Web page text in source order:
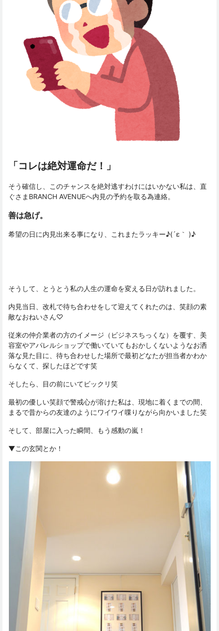
「コレは絶対運命だ！」
そう確信し、このチャンスを絶対逃すわけにはいかない私は、直
ぐさまBRANCH AVENUEへ内見の予約を取る為連絡。
善は急げ。
希望の日に内見出来る事になり、これまたラッキー♪(´ε｀ )♪
そうして、とうとう私の人生の運命を変える日が訪れました。
内見当日、改札で待ち合わせをして迎えてくれたのは、笑顔の素
敵なおねいさん♡
従来の仲介業者の方のイメージ（ビジネスちっくな）を覆す、美
容室やアパレルショップで働いていてもおかしくないようなお洒
落な見た目に、待ち合わせした場所で最初どなたが担当者かわか
らなくて、探したほどです笑
そしたら、目の前にいてビックリ笑
最初の優しい笑顔で警戒心が溶けた私は、現地に着くまでの間、
まるで昔からの友達のようにワイワイ喋りながら向かいました笑
そして、部屋に入った瞬間、もう感動の嵐！
▼この玄関とか！